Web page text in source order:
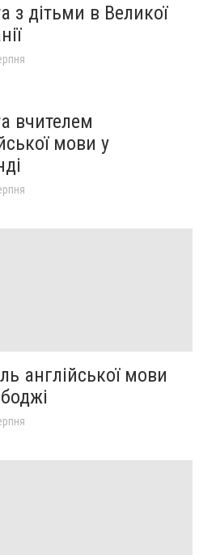
з дітьми в Великої
вчителем
мови у
англійської мови